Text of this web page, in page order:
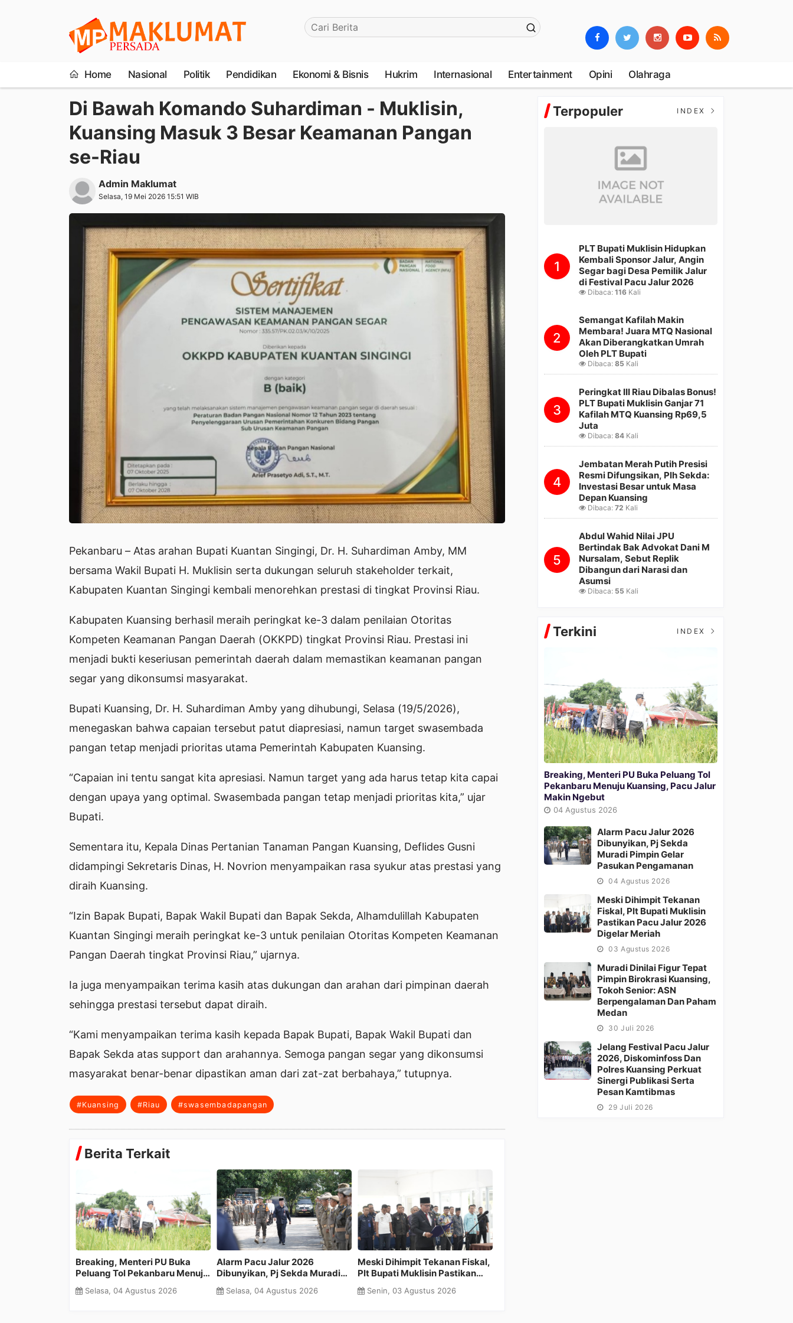
Home Nasional Politik Pendidikan Ekonomi & Bisnis Hukrim Internasional Entertainment Opini Olahraga
Di Bawah Komando Suhardiman - Muklisin,
Kuansing Masuk 3 Besar Keamanan Pangan
se-Riau
Admin Maklumat
Selasa, 19 Mei 2026 15:51 WIB
Pekanbaru – Atas arahan Bupati Kuantan Singingi, Dr. H. Suhardiman Amby, MM
bersama Wakil Bupati H. Muklisin serta dukungan seluruh stakeholder terkait,
Kabupaten Kuantan Singingi kembali menorehkan prestasi di tingkat Provinsi Riau.
Kabupaten Kuansing berhasil meraih peringkat ke-3 dalam penilaian Otoritas
Kompeten Keamanan Pangan Daerah (OKKPD) tingkat Provinsi Riau. Prestasi ini
menjadi bukti keseriusan pemerintah daerah dalam memastikan keamanan pangan
segar yang dikonsumsi masyarakat.
Bupati Kuansing, Dr. H. Suhardiman Amby yang dihubungi, Selasa (19/5/2026),
menegaskan bahwa capaian tersebut patut diapresiasi, namun target swasembada
pangan tetap menjadi prioritas utama Pemerintah Kabupaten Kuansing.
“Capaian ini tentu sangat kita apresiasi. Namun target yang ada harus tetap kita capai
dengan upaya yang optimal. Swasembada pangan tetap menjadi prioritas kita,” ujar
Bupati.
Sementara itu, Kepala Dinas Pertanian Tanaman Pangan Kuansing, Deflides Gusni
didampingi Sekretaris Dinas, H. Novrion menyampaikan rasa syukur atas prestasi yang
diraih Kuansing.
“Izin Bapak Bupati, Bapak Wakil Bupati dan Bapak Sekda, Alhamdulillah Kabupaten
Kuantan Singingi meraih peringkat ke-3 untuk penilaian Otoritas Kompeten Keamanan
Pangan Daerah tingkat Provinsi Riau,” ujarnya.
Ia juga menyampaikan terima kasih atas dukungan dan arahan dari pimpinan daerah
sehingga prestasi tersebut dapat diraih.
“Kami menyampaikan terima kasih kepada Bapak Bupati, Bapak Wakil Bupati dan
Bapak Sekda atas support dan arahannya. Semoga pangan segar yang dikonsumsi
masyarakat benar-benar dipastikan aman dari zat-zat berbahaya,” tutupnya.
#Kuansing #Riau #swasembadapangan
Berita Terkait
Menuju
Alarm Pacu Jalur 2026
Dibunyikan, Pj Sekda Muradi
Pengamanan
Selasa, 04 Agustus 2026
Meski Dihimpit Tekanan Fiskal,
Plt Bupati Muklisin Pastikan
Pacu Jalur 2026 Digelar Meriah
Senin, 03 Agustus 2026
Muradi Dinilai Figur Tepat
Pimpin Birokrasi Kuansing,
Berpengalaman dan Paham
Kamis, 30 Juli 2026
Terpopuler INDEX
1
PLT Bupati Muklisin Hidupkan
Kembali Sponsor Jalur, Angin
Segar bagi Desa Pemilik Jalur
di Festival Pacu Jalur 2026
Dibaca:116 Kali
2
Semangat Kafilah Makin
Membara! Juara MTQ Nasional
Akan Diberangkatkan Umrah
Oleh PLT Bupati
Dibaca:85 Kali
3
Peringkat III Riau Dibalas Bonus!
PLT Bupati Muklisin Ganjar 71
Kafilah MTQ Kuansing Rp69,5
Juta
Dibaca:84 Kali
4
Jembatan Merah Putih Presisi
Resmi Difungsikan, Plh Sekda:
Investasi Besar untuk Masa
Depan Kuansing
Dibaca:72 Kali
5
Abdul Wahid Nilai JPU
Bertindak Bak Advokat Dani M
Nursalam, Sebut Replik
Dibangun dari Narasi dan
Asumsi
Dibaca: 55 Kali
Terkini INDEX
Breaking, Menteri PU Buka Peluang Tol
Pekanbaru Menuju Kuansing, Pacu Jalur
Makin Ngebut
04 Agustus 2026
Alarm Pacu Jalur 2026
Dibunyikan, Pj Sekda
Muradi Pimpin Gelar
Pasukan Pengamanan
04 Agustus 2026
Meski Dihimpit Tekanan
Fiskal, Plt Bupati Muklisin
Pastikan Pacu Jalur 2026
Digelar Meriah
03 Agustus 2026
Muradi Dinilai Figur Tepat
Pimpin Birokrasi Kuansing,
Tokoh Senior: ASN
Berpengalaman Dan Paham
Medan
30 Juli 2026
Jelang Festival Pacu Jalur
2026, Diskominfoss Dan
Polres Kuansing Perkuat
Sinergi Publikasi Serta
Pesan Kamtibmas
29 Juli 2026